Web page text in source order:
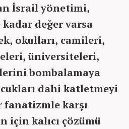
İsrail yönetimi,
değer varsa
okulları, camileri,
üniversiteleri,
bombalamaya
dahi katletmeyi
fanatizmle karşı
için kalıcı çözümü